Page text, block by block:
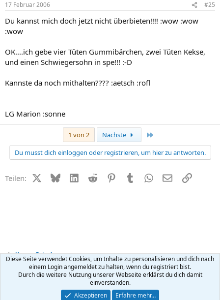
17 Februar 2006 #25
Du kannst mich doch jetzt nicht überbieten!!!! :wow :wow
:wow
OK....ich gebe vier Tüten Gummibärchen, zwei Tüten Kekse,
und einen Schwiegersohn in spe!!! :-D
Kannste da noch mithalten???? :aetsch :rofl
LG Marion :sonne
1 von 2 Nächste
Du musst dich einloggen oder registrieren, um hier zu antworten.
Teilen: X (Twitter)
BlueskyLinkedIn
Reddit PinterestTumblr WhatsApp
E-MailLink
Unsere Fotos!
Kontakt Nutzungsbedingungen Datenschutz Hilfe
R
Community platform by XenForo ® © 2010-2026 XenForo Ltd.
Diese Seite verwendet Cookies, um Inhalte zu personalisieren und dich nach
einem Login angemeldet zu halten, wenn du registriert bist.
Durch die weitere Nutzung unserer Webseite erklärst du dich damit
einverstanden.
Akzeptieren
Erfahre mehr…